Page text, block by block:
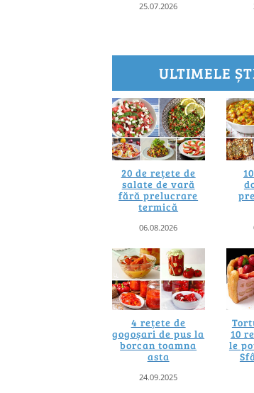
25.07.2026
ULTIMELE
20 de rețete de
salate de vară
fără prelucrare
termică
06.08.2026
4 rețete de
gogoșari de pus la
borcan toamna
asta
24.09.2025
10
le